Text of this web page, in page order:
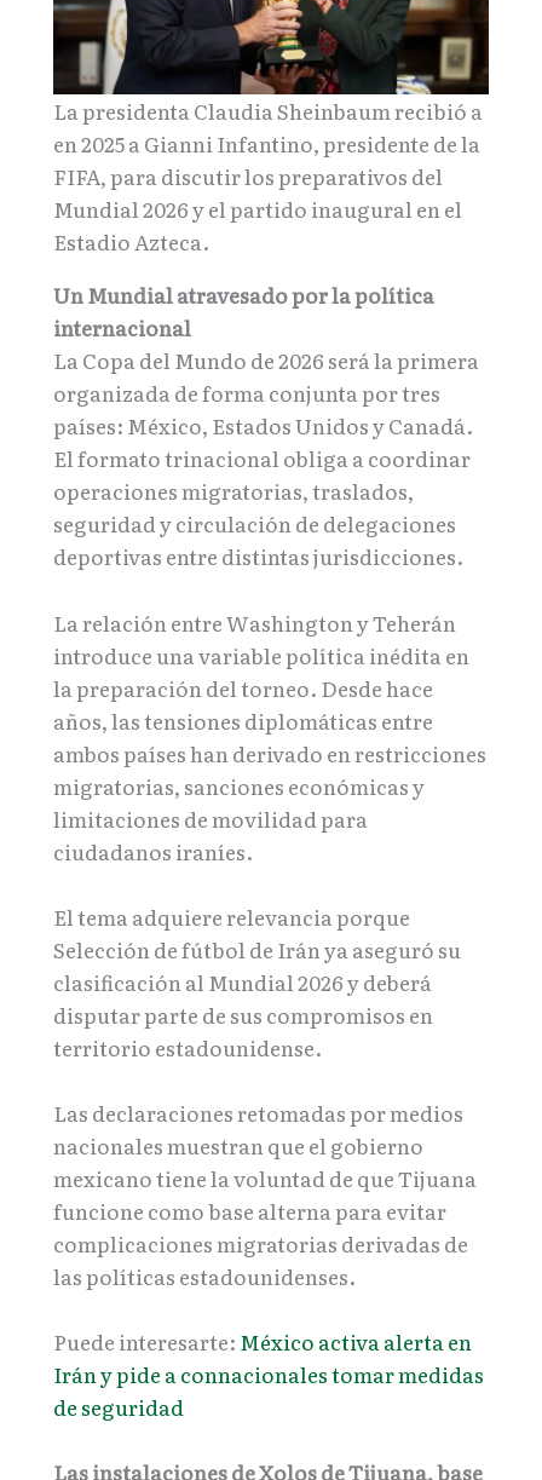
La presidenta Claudia Sheinbaum recibió a
en 2025 a Gianni Infantino, presidente de la
FIFA, para discutir los preparativos del
Mundial 2026 y el partido inaugural en el
Estadio Azteca.
Un Mundial atravesado por la política
internacional
La Copa del Mundo de 2026 será la primera
organizada de forma conjunta por tres
países: México, Estados Unidos y Canadá.
El formato trinacional obliga a coordinar
operaciones migratorias, traslados,
seguridad y circulación de delegaciones
deportivas entre distintas jurisdicciones.
La relación entre Washington y Teherán
introduce una variable política inédita en
la preparación del torneo. Desde hace
años, las tensiones diplomáticas entre
ambos países han derivado en restricciones
migratorias, sanciones económicas y
limitaciones de movilidad para
ciudadanos iraníes.
El tema adquiere relevancia porque
Selección de fútbol de Irán ya aseguró su
clasificación al Mundial 2026 y deberá
disputar parte de sus compromisos en
territorio estadounidense.
Las declaraciones retomadas por medios
nacionales muestran que el gobierno
mexicano tiene la voluntad de que Tijuana
funcione como base alterna para evitar
complicaciones migratorias derivadas de
las políticas estadounidenses.
Puede interesarte: México activa alerta en
Irán y pide a connacionales tomar medidas
de seguridad
Las instalaciones de Xolos de Tijuana, base